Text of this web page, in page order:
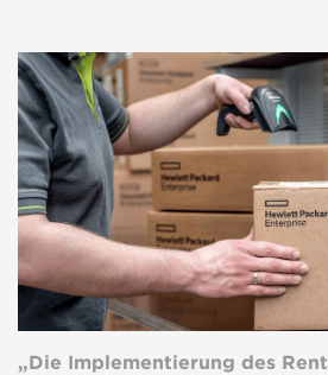
„Die Implementierung des